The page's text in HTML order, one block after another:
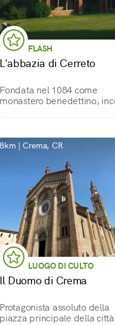
FLASH
L'abbazia di Cerreto
Fondata nel 1084 come
monastero benedettino,
sue tre navate
sorprendentemente
8km | Crema, CR
LUOGO DI CULTO
Il Duomo di Crema
Protagonista assoluto della
piazza principale della città